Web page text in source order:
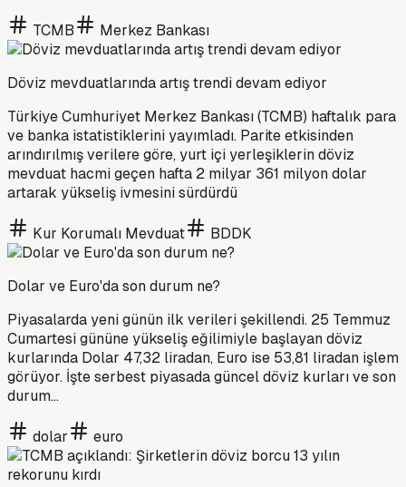
TCMB Merkez Bankası
Döviz mevduatlarında artış trendi devam ediyor
Türkiye Cumhuriyet Merkez Bankası (TCMB) haftalık para
ve banka istatistiklerini yayımladı. Parite etkisinden
arındırılmış verilere göre, yurt içi yerleşiklerin döviz
mevduat hacmi geçen hafta 2 milyar 361 milyon dolar
artarak yükseliş ivmesini sürdürdü
Kur Korumalı Mevduat BDDK
Dolar ve Euro'da son durum ne?
Piyasalarda yeni günün ilk verileri şekillendi. 25 Temmuz
Cumartesi gününe yükseliş eğilimiyle başlayan döviz
kurlarında Dolar 47,32 liradan, Euro ise 53,81 liradan işlem
görüyor. İşte serbest piyasada güncel döviz kurları ve son
durum…
dolar euro